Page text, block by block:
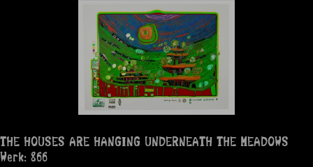
THE HOUSES ARE HANGING UNDERNEATH THE MEADOWS
Werk: 866